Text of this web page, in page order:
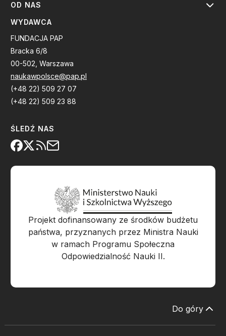
OD NAS
WYDAWCA
FUNDACJA PAP
Bracka 6/8
00-502, Warszawa
naukawpolsce@pap.pl
(+48 22) 509 27 07
(+48 22) 509 23 88
ŚLEDŹ NAS
Projekt dofinansowany ze środków budżetu
państwa, przyznanych przez Ministra Nauki
w ramach Programu Społeczna
Odpowiedzialność Nauki II.
Do góry